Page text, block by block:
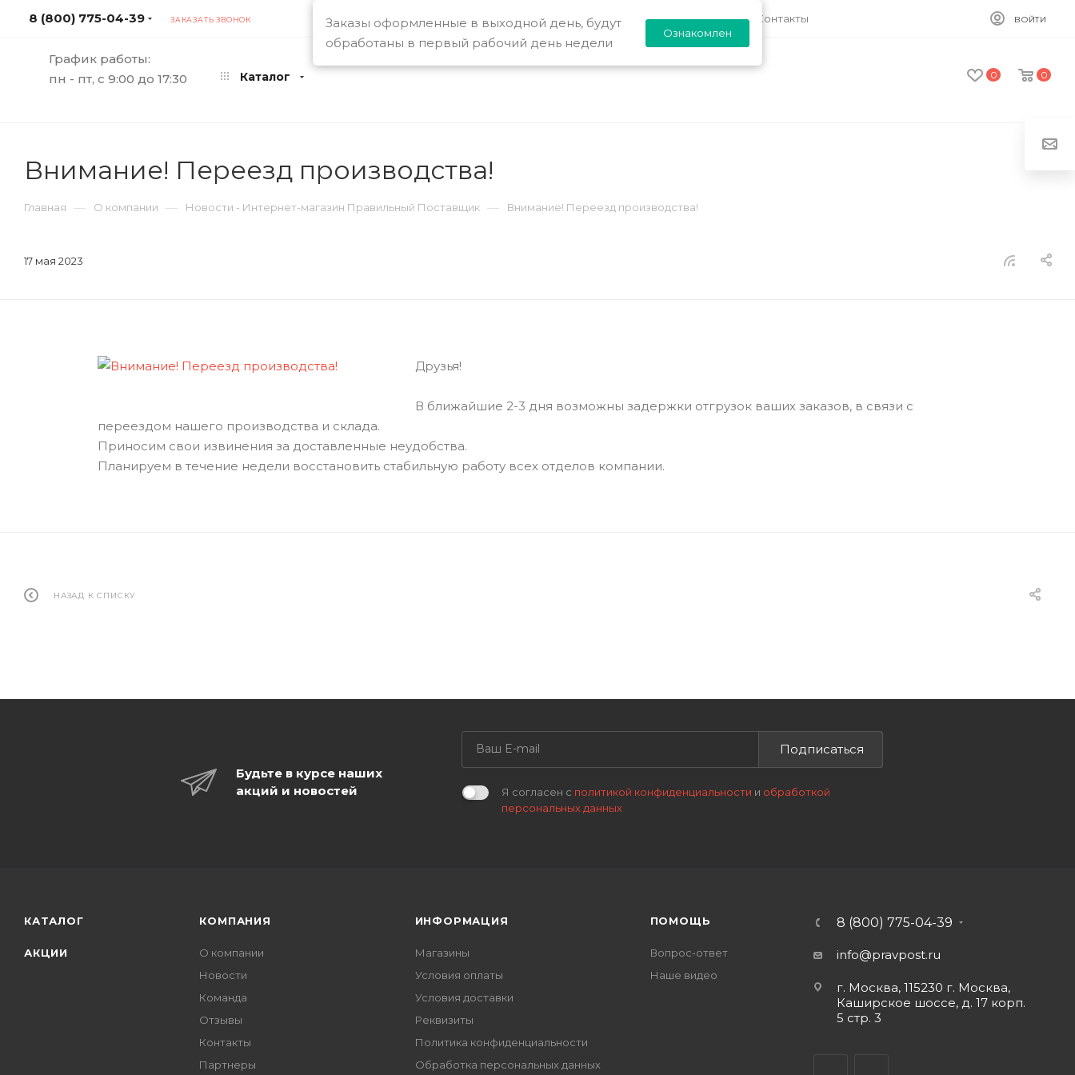
8 (800) 775-04-39 ЗАКАЗАТЬ ЗВОНОК Акции Новости Как купить Компания Контакты ВОЙТИ
График работы:
пн - пт, с 9:00 до 17:30
Каталог 0 0
Внимание! Переезд производства!
Главная — О компании — Новости - Интернет-магазин Правильный Поставщик — Внимание! Переезд производства!
17 мая 2023
Друзья!
В ближайшие 2-3 дня возможны задержки отгрузок ваших заказов, в связи с
переездом нашего производства и склада.
Приносим свои извинения за доставленные неудобства.
Планируем в течение недели восстановить стабильную работу всех отделов компании.
НАЗАД К СПИСКУ
Будьте в курсе наших
акций и новостей
Подписаться
Я согласен с политикой конфиденциальности и обработкой
персональных данных
КАТАЛОГ
АКЦИИ
КОМПАНИЯ
О компании
Новости
Команда
Отзывы
Контакты
Партнеры
ИНФОРМАЦИЯ
Магазины
Условия оплаты
Условия доставки
Реквизиты
Политика конфиденциальности
Обработка персональных данных
ПОМОЩЬ
Вопрос-ответ
Наше видео
8 (800) 775-04-39
info@pravpost.ru
г. Москва, 115230 г. Москва,
Каширское шоссе, д. 17 корп.
5 стр. 3
Заказы оформленные в выходной день, будут
обработаны в первый рабочий день недели
Ознакомлен